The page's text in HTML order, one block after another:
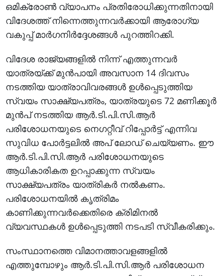
ഒമിക്രോൺ വ്യാപനം പ്രതിരോധിക്കുന്നതിനായി
വിദേശത്ത് നിന്നെത്തുന്നവര്‍ക്കായി ആരോഗ്യ
വകുപ്പ് മാര്‍ഗനിര്‍ദ്ദേശങ്ങള്‍ പുറത്തിറക്കി.
വിദേശ രാജ്യങ്ങളില്‍ നിന്ന് എത്തുന്നവര്‍
യാത്രയ്ക്ക് മുന്‍പായി അവസാന 14 ദിവസം
നടത്തിയ യാത്രാവിവരങ്ങള്‍ ഉള്‍പ്പെടുത്തിയ
സ്വയം സാക്ഷ്യപത്രം, യാത്രയുടെ 72 മണിക്കൂര്‍
മുന്‍പ് നടത്തിയ ആര്‍.ടി.പി.സി.ആര്‍
പരിശോധനയുടെ നെഗറ്റീവ് റിപ്പോര്‍ട്ട് എന്നിവ
സുവിധ പോര്‍ട്ടലില്‍ അപ് ലോഡ് ചെയ്യണം. ഈ
ആര്‍.ടി.പി.സി.ആര്‍ പരിശോധനയുടെ
ആധികാരികത ഉറപ്പാക്കുന്ന സ്വയം
സാക്ഷ്യപത്രം യാത്രികര്‍ നല്‍കണം.
പരിശോധനയില്‍ കൃത്രിമം
കാണിക്കുന്നവര്‍ക്കെതിരെ ക്രിമിനല്‍
വ്യവസ്ഥകള്‍ ഉള്‍പ്പെടുത്തി നടപടി സ്വീകരിക്കും.
സംസ്ഥാനത്തെ വിമാനത്താവളങ്ങളില്‍
എത്തുമ്പോഴും ആര്‍.ടി.പി.സി.ആര്‍ പരിശോധന